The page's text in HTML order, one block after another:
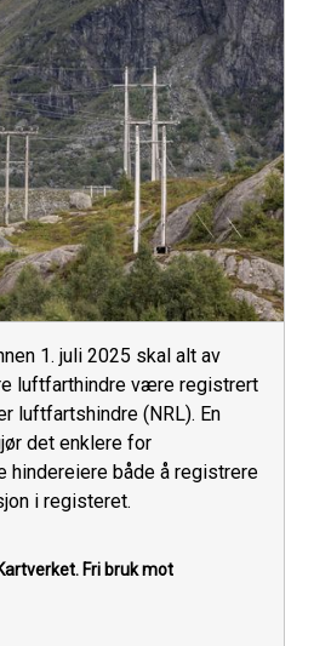
1. juli 2025 skal alt av
luftfarthindre være registrert
luftfartshindre (NRL). En
det enklere for
hindereiere både å registrere
i registeret.
Fri bruk mot